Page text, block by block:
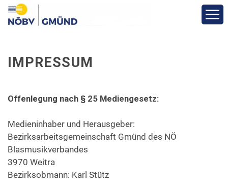
Vereine
Funktionäre
Fotos
IMPRESSUM
Offenlegung nach § 25 Mediengesetz:
Medieninhaber und Herausgeber:
Bezirksarbeitsgemeinschaft Gmünd des NÖ
Blasmusikverbandes
3970 Weitra
Bezirksobmann: Karl Stütz